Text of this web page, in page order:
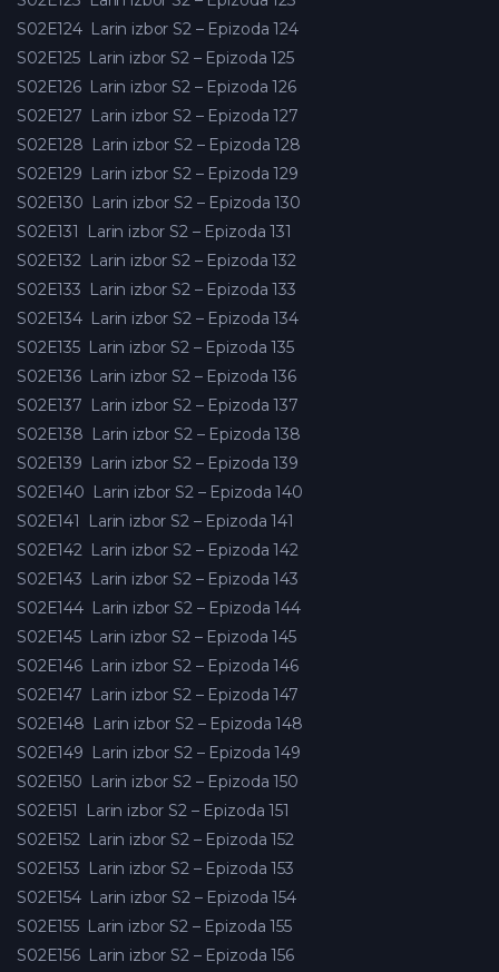
S02E124 Larin izbor S2 – Epizoda 124
S02E125 Larin izbor S2 – Epizoda 125
S02E126 Larin izbor S2 – Epizoda 126
S02E127 Larin izbor S2 – Epizoda 127
S02E128 Larin izbor S2 – Epizoda 128
S02E129 Larin izbor S2 – Epizoda 129
S02E130 Larin izbor S2 – Epizoda 130
S02E131
Larin izbor S2 – Epizoda 131
S02E132 Larin izbor S2 – Epizoda 132
S02E133 Larin izbor S2 – Epizoda 133
S02E134 Larin izbor S2 – Epizoda 134
S02E135 Larin izbor S2 – Epizoda 135
S02E136 Larin izbor S2 – Epizoda 136
S02E137 Larin izbor S2 – Epizoda 137
S02E138 Larin izbor S2 – Epizoda 138
S02E139 Larin izbor S2 – Epizoda 139
S02E140 Larin izbor S2 – Epizoda 140
S02E141
Larin izbor S2 – Epizoda 141
S02E142 Larin izbor S2 – Epizoda 142
S02E143 Larin izbor S2 – Epizoda 143
S02E144 Larin izbor S2 – Epizoda 144
S02E145 Larin izbor S2 – Epizoda 145
S02E146 Larin izbor S2 – Epizoda 146
S02E147 Larin izbor S2 – Epizoda 147
S02E148 Larin izbor S2 – Epizoda 148
S02E149 Larin izbor S2 – Epizoda 149
S02E150 Larin izbor S2 – Epizoda 150
S02E151
Larin izbor S2 – Epizoda 151
S02E152 Larin izbor S2 – Epizoda 152
S02E153 Larin izbor S2 – Epizoda 153
S02E154 Larin izbor S2 – Epizoda 154
S02E155 Larin izbor S2 – Epizoda 155
S02E156 Larin izbor S2 – Epizoda 156